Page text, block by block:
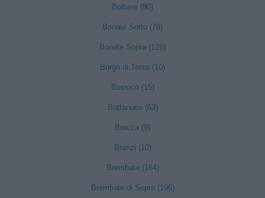
Boltiere (80)
Bonate Sotto (78)
Bonate Sopra (126)
Borgo di Terzo (10)
Bossico (15)
Bottanuco (63)
Bracca (9)
Branzi (10)
Brembate (164)
Brembate di Sopra (196)